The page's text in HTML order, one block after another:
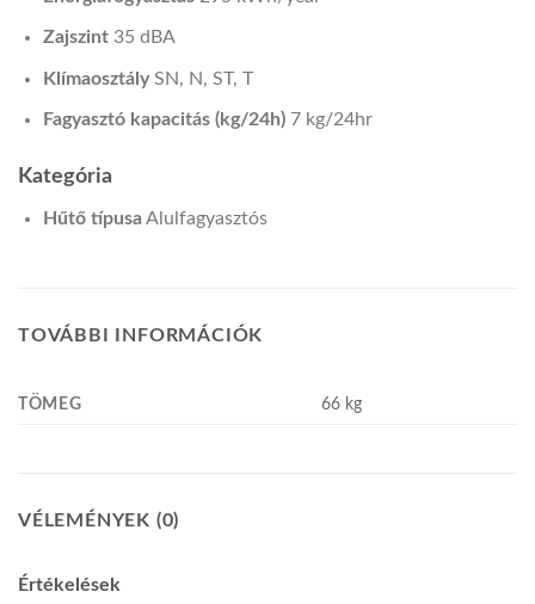
Zajszint 35 dBA
Klímaosztály SN, N, ST, T
Fagyasztó kapacitás (kg/24h) 7 kg/24hr
Kategória
Hűtő típusa Alulfagyasztós
TOVÁBBI INFORMÁCIÓK
TÖMEG 66 kg
VÉLEMÉNYEK (0)
Értékelések